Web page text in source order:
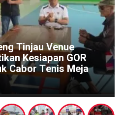
Tinjau Venue
Kesiapan GOR
Cabor Tenis Meja